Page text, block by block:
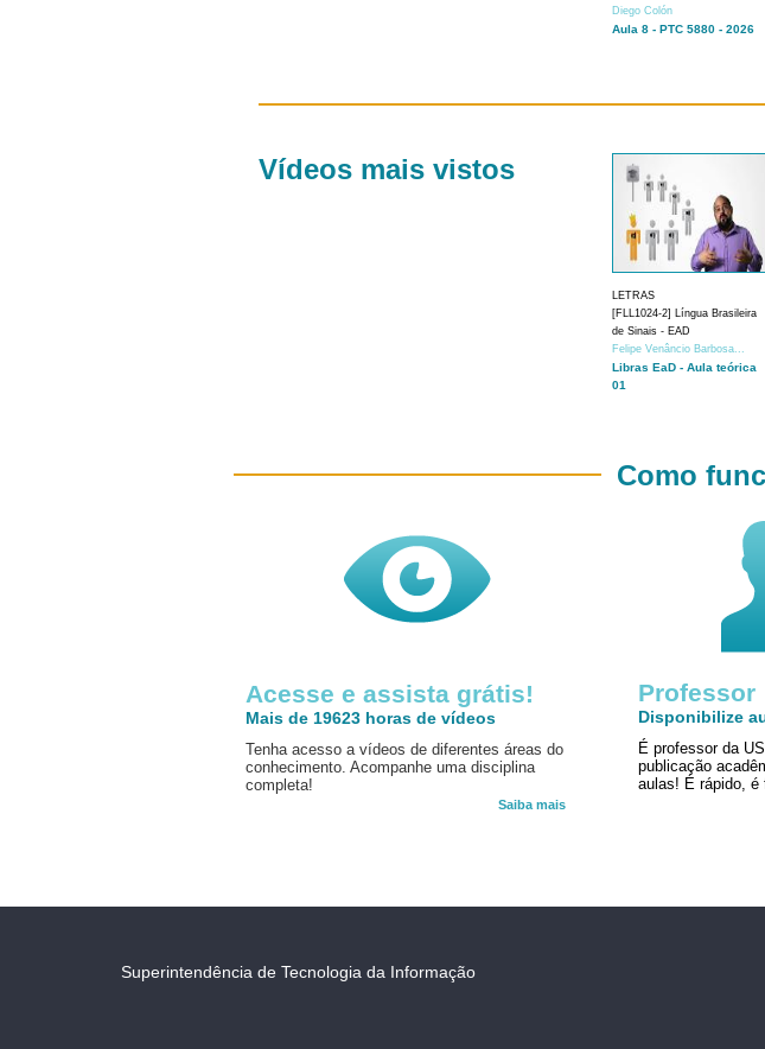
Diego Colón
Aula 8 - PTC 5880 - 2026
Vídeos mais vistos
LETRAS
[FLL1024-2] Língua Brasileira
de Sinais - EAD
Felipe Venâncio Barbosa...
Libras EaD - Aula teórica
01
Acesse e assista grátis!
Mais de 19623 horas de vídeos
Tenha acesso a vídeos de diferentes áreas do
conhecimento. Acompanhe uma disciplina
completa!
Saiba mais
Como
Professor
Disponibilize
É professor da
publicação
aulas! É rápido, é
Superintendência de Tecnologia da Informação